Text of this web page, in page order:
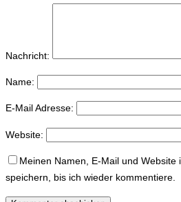
Nachricht:
Name:
E-Mail Adresse:
Website:
Meinen Namen, E-Mail und Website
speichern, bis ich wieder kommentiere.